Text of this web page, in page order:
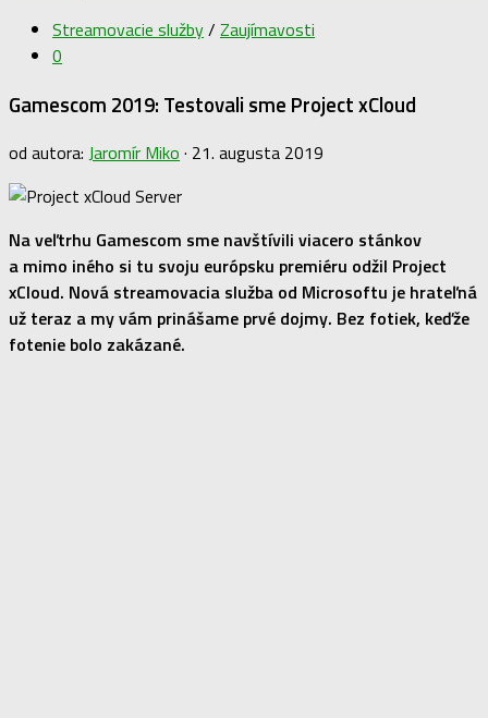
Streamovacie služby/ Zaujímavosti
0
Gamescom 2019: Testovali sme Project xCloud
od autora: Jaromír Miko · 21. augusta 2019
Na veľtrhu Gamescom sme navštívili viacero stánkov
a mimo iného si tu svoju európsku premiéru odžil Project
xCloud. Nová streamovacia služba od Microsoftu je hrateľná
už teraz a my vám prinášame prvé dojmy. Bez fotiek, keďže
fotenie bolo zakázané.